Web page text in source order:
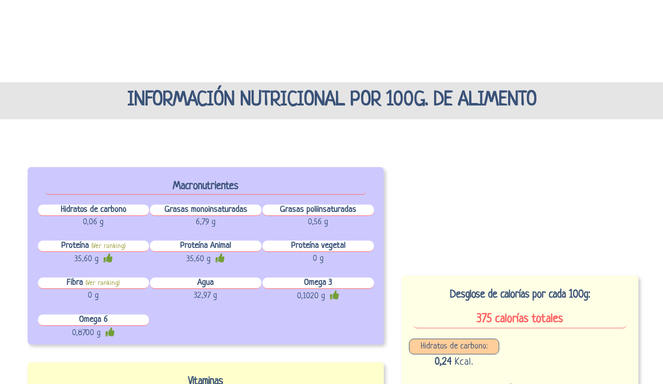
INFORMACIÓN NUTRICIONAL POR 100G. DE ALIMENTO
Macronutrientes
Hidratos de carbono Grasas monoinsaturadas
Grasas poliinsaturadas
0,06 g
6,79 g 0,56 g
Proteína (Ver ranking) Proteína Animal
Proteína vegetal
35,60 g
35,60 g 0 g
Fibra (Ver ranking) Agua
Omega 3
0 g
32,97 g 0,1020 g
Omega 6
0,8700 g
Desglose de calorías por cada 100g:
375 calorías totales
Hidratos de carbono:
0,24Kcal.